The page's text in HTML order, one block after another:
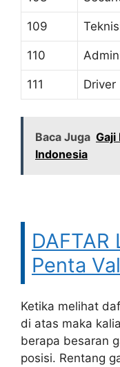
109
110
111 Driver
Baca Juga Gaji
Indonesia
DAFTAR
Penta
Ketika melihat
di atas maka
berapa besaran
posisi. Rentang